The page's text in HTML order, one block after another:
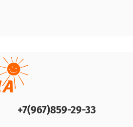
+7(967)859-29-33